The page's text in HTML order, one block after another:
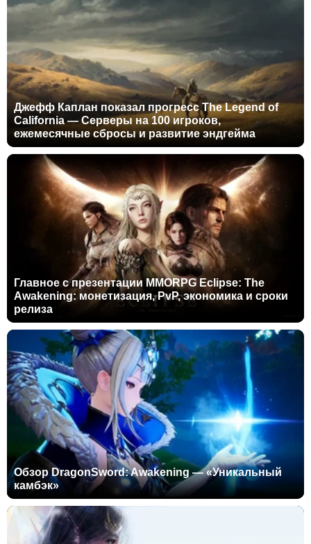
Джефф Каплан показал прогресс The Legend of
California — Серверы на 100 игроков,
ежемесячные сбросы и развитие эндгейма
Главное с презентации MMORPG Eclipse: The
Awakening: монетизация, PvP, экономика и сроки
релиза
Обзор DragonSword: Awakening — «Уникальный
камбэк»